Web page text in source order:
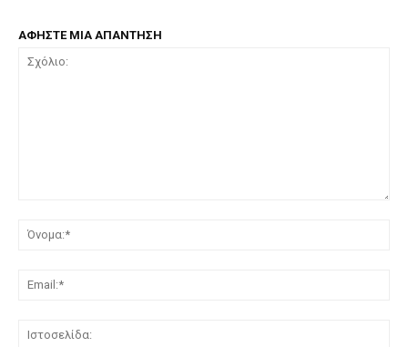
ΑΦΗΣΤΕ ΜΙΑ ΑΠΑΝΤΗΣΗ